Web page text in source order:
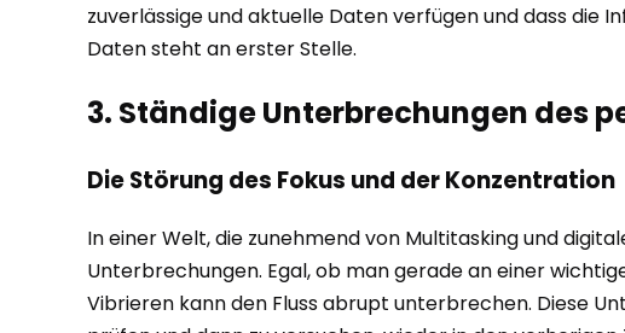
zuverlässige und aktuelle Daten verfügen und dass
Daten steht an erster Stelle.
3. Ständige Unterbrechungen des
Die Störung des Fokus und der Konzentration
In einer Welt, die zunehmend von Multitasking und
Unterbrechungen. Egal, ob man gerade an einer
Vibrieren kann den Fluss abrupt unterbrechen. Diese